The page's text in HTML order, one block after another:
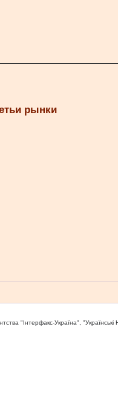
рынки
"Iнтерфакс-Україна",